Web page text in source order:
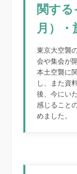
関す
月）
東京大空襲
会や集会が
本土空襲に
し、また資
後、今にい
感じること
めました。